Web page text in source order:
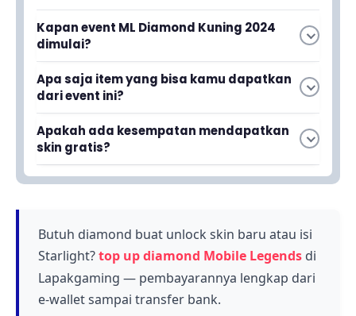
Kapan event ML Diamond Kuning 2024
dimulai?
Event ML Diamond Kuning 2024 kembali hadir
dengan jadwal yang telah ditentukan oleh
Legends untuk melihat tanggal pasti dimulai
dan berakhirnya event ini.
Apa saja item yang bisa kamu dapatkan
dari event ini?
Dalam event ML Diamond Kuning 2024, kamu
bisa mendapatkan berbagai item spesial
termasuk hero, pack tertentu, dan skin impian
dengan harga lebih murah dari biasanya.
Legends.
Apakah ada kesempatan mendapatkan
skin gratis?
Ya, event ini menawarkan kesempatan untuk
perlu mengikuti event sesuai dengan syarat
dan ketentuan yang berlaku untuk meraih
hadiah-hadiah tersebut.
Butuh diamond buat unlock skin baru atau isi
Starlight?top up diamond Mobile Legends di
Lapakgaming — pembayarannya lengkap dari
e-wallet sampai transfer bank.